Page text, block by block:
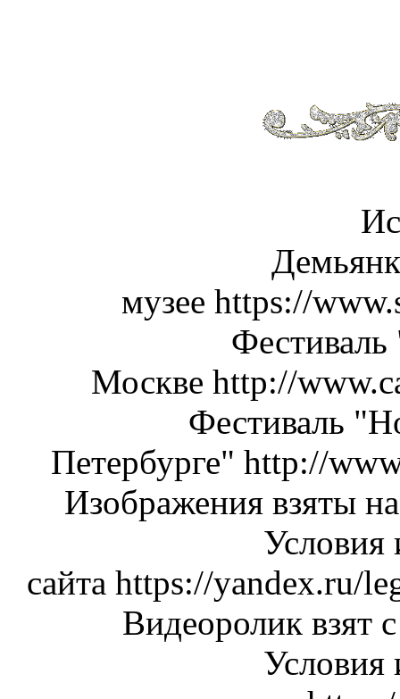
музее https://
Москве http://
Фестиваль
Петербурге" http://
Изображения
Условия
сайта https://
Видеоролик
Условия